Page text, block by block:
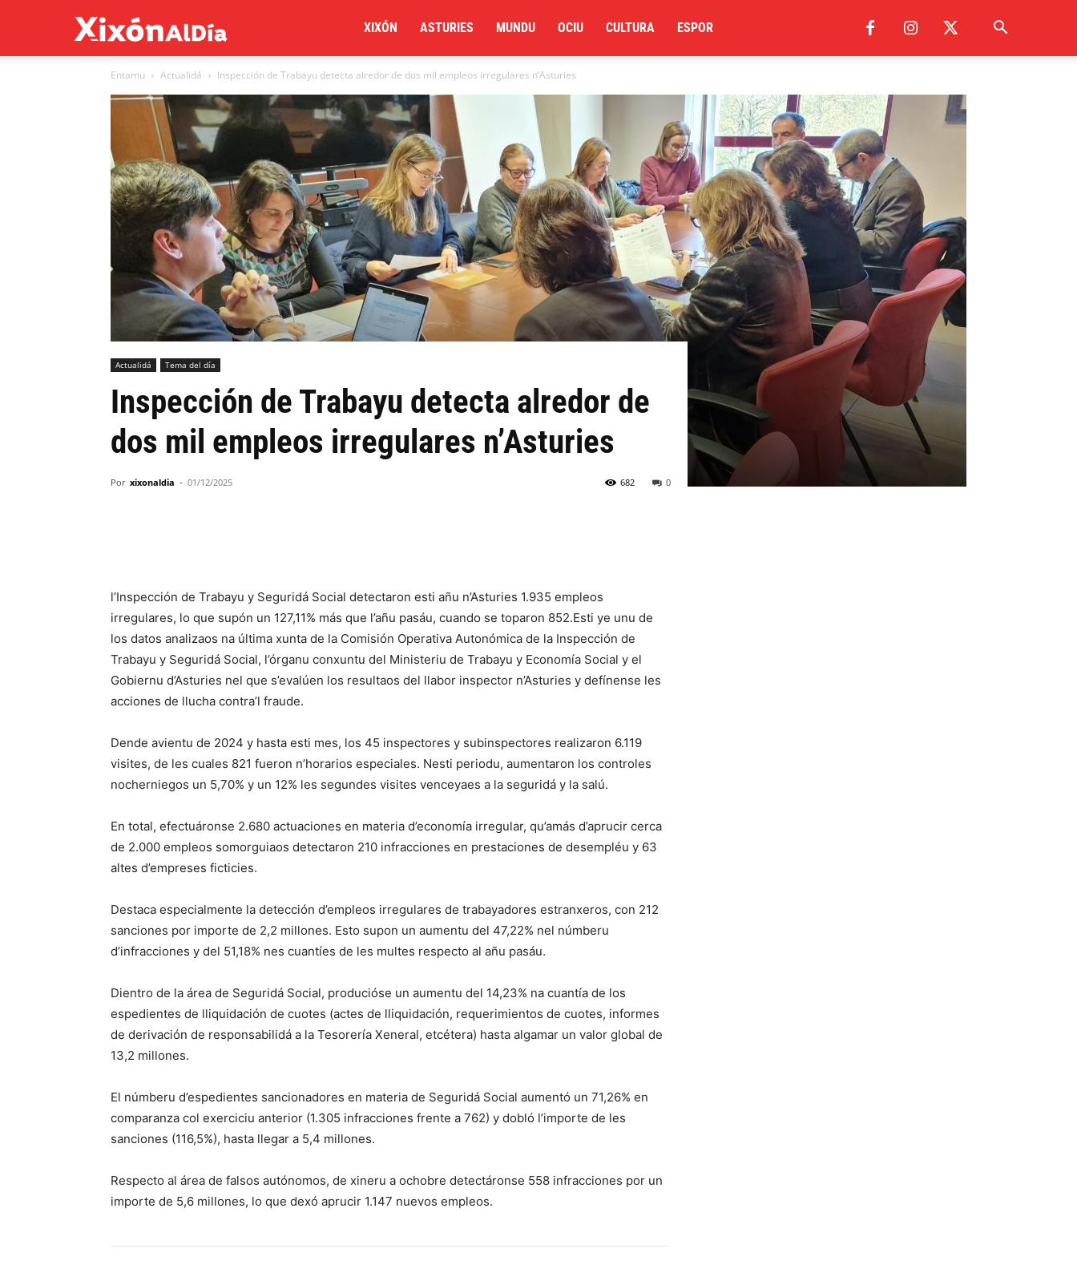
al
XIXÓN ASTURIES MUNDU OCIU CULTURA ESPOR
Entamu Actualidá Inspección de Trabayu detecta alredor de dos mil empleos irregulares n’Asturies
Actualidá Tema del día
Inspección de Trabayu detecta alredor de
dos mil empleos irregulares n’Asturies
Por xixonaldia - 01/12/2025 0
682
l’Inspección de Trabayu y Seguridá Social detectaron esti añu n’Asturies 1.935 empleos
irregulares, lo que supón un 127,11% más que l’añu pasáu, cuando se toparon 852.Esti ye unu de
los datos analizaos na última xunta de la Comisión Operativa Autonómica de la Inspección de
Trabayu y Seguridá Social, l’órganu conxuntu del Ministeriu de Trabayu y Economía Social y el
Gobiernu d’Asturies nel que s’evalúen los resultaos del llabor inspector n’Asturies y defínense les
acciones de llucha contra’l fraude.
Dende avientu de 2024 y hasta esti mes, los 45 inspectores y subinspectores realizaron 6.119
visites, de les cuales 821 fueron n’horarios especiales. Nesti periodu, aumentaron los controles
nocherniegos un 5,70% y un 12% les segundes visites venceyaes a la seguridá y la salú.
En total, efectuáronse 2.680 actuaciones en materia d’economía irregular, qu’amás d’aprucir cerca
de 2.000 empleos somorguiaos detectaron 210 infracciones en prestaciones de desempléu y 63
altes d’empreses ficticies.
Destaca especialmente la detección d’empleos irregulares de trabayadores estranxeros, con 212
sanciones por importe de 2,2 millones. Esto supon un aumentu del 47,22% nel númberu
d’infracciones y del 51,18% nes cuantíes de les multes respecto al añu pasáu.
Dientro de la área de Seguridá Social, producióse un aumentu del 14,23% na cuantía de los
espedientes de lliquidación de cuotes (actes de lliquidación, requerimientos de cuotes, informes
de derivación de responsabilidá a la Tesorería Xeneral, etcétera) hasta algamar un valor global de
13,2 millones.
El númberu d’espedientes sancionadores en materia de Seguridá Social aumentó un 71,26% en
comparanza col exerciciu anterior (1.305 infracciones frente a 762) y dobló l’importe de les
sanciones (116,5%), hasta llegar a 5,4 millones.
Respecto al área de falsos autónomos, de xineru a ochobre detectáronse 558 infracciones por un
importe de 5,6 millones, lo que dexó aprucir 1.147 nuevos empleos.